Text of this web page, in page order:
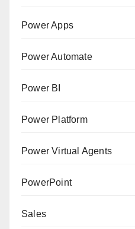
Power Apps
Power Automate
Power BI
Power Platform
Power Virtual Agents
PowerPoint
Sales